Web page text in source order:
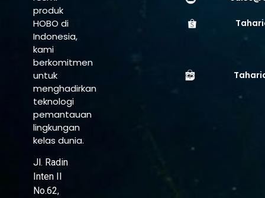
produk
HOBO di
Indonesia,
kami
berkomitmen
untuk
menghadirkan
teknologi
pemantauan
lingkungan
kelas dunia.
Jl. Radin
Inten II
No.62,